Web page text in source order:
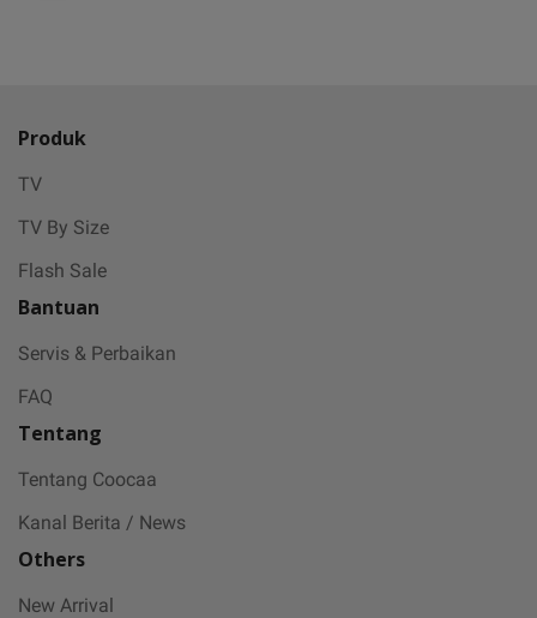
Produk
TV
TV By Size
Flash Sale
Bantuan
Servis & Perbaikan
FAQ
Tentang
Tentang Coocaa
Kanal Berita / News
Others
New Arrival